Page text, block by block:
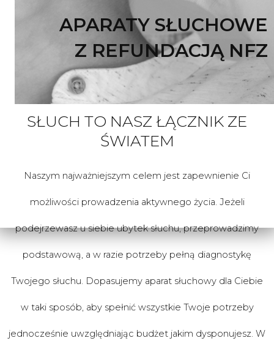
APARATY SŁUCHOWE
Z REFUNDACJĄ NFZ
SŁUCH TO NASZ ŁĄCZNIK ZE
ŚWIATEM
Naszym najważniejszym celem jest zapewnienie Ci
możliwości prowadzenia aktywnego życia. Jeżeli
podejrzewasz u siebie ubytek słuchu, przeprowadzimy
podstawową, a w razie potrzeby pełną diagnostykę
Twojego słuchu. Dopasujemy aparat słuchowy dla Ciebie
w taki sposób, aby spełnić wszystkie Twoje potrzeby
jednocześnie uwzględniając budżet jakim dysponujesz. W